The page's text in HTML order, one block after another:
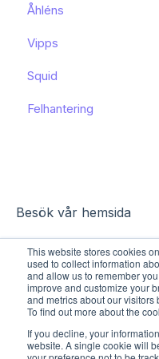
This website stores cookies
used to collect information
and allow us to remember
improve and customize your
and metrics about our
To find out more about the
If you decline, your
website. A single cookie will
Kom igång
Åhléns
Kom igång
Funktioner och
Kända begränsningar
Vipps
Funktioner och
Squid
Felhantering
Besök vår hemsida